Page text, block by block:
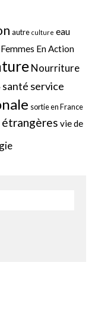
autre culture eau
Femmes En Action
Nourriture
santé service
sortie en France
vie de